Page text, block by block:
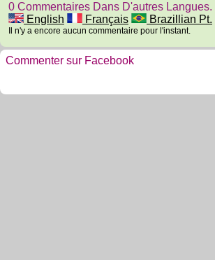
0 Commentaires Dans D'autres Langues.
English
Français Brazillian Pt.
Il n'y a encore aucun commentaire pour l'instant.
Commenter sur Facebook